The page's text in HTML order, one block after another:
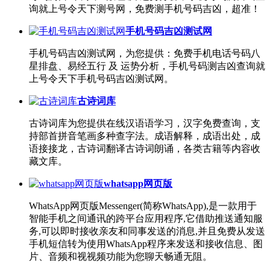
询就上号令天下测号网，免费测手机号码吉凶，超准！
手机号码吉凶测试网
手机号码吉凶测试网，为您提供：免费手机电话号码八
星排盘、易经五行 及 运势分析，手机号码测吉凶查询就
上号令天下手机号码吉凶测试网。
古诗词库
古诗词库为您提供在线汉语语学习，汉字免费查询，支
持部首拼音笔画多种查字法。成语解释，成语出处，成
语接接龙，古诗词翻译古诗词朗诵，各类古籍等内容收
藏文库。
whatsapp网页版
WhatsApp网页版Messenger(简称WhatsApp),是一款用于
智能手机之间通讯的跨平台应用程序,它借助推送通知服
务,可以即时接收亲友和同事发送的消息,并且免费从发送
手机短信转为使用WhatsApp程序来发送和接收信息、图
片、音频和视视频功能为您聊天畅通无阻。